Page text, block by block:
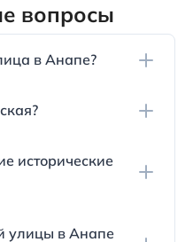
вопросы
в Анапе?
связанная с
Анапа русскими
Гребенского
исторические
улицы в Анапе